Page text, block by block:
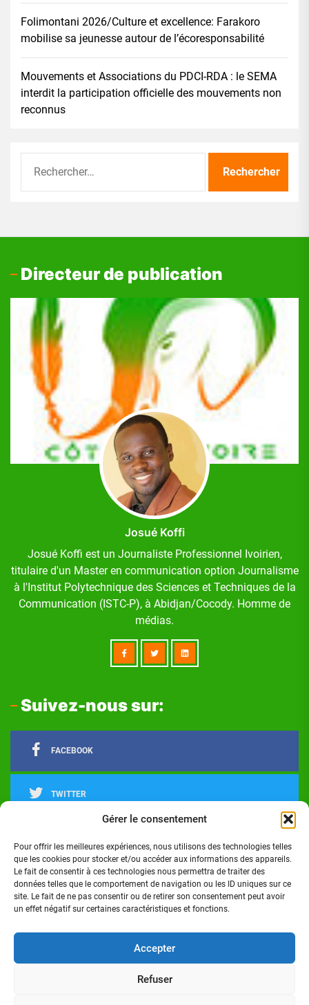
Gérer le consentement
Pour offrir les meilleures expériences, nous utilisons des technologies telles
que les cookies pour stocker et/ou accéder aux informations des appareils.
Le fait de consentir à ces technologies nous permettra de traiter des
données telles que le comportement de navigation ou les ID uniques sur ce
site. Le fait de ne pas consentir ou de retirer son consentement peut avoir
un effet négatif sur certaines caractéristiques et fonctions.
Accepter
Refuser
Folimontani 2026/Culture et excellence: Farakoro
mobilise sa jeunesse autour de l’écoresponsabilité
Mouvements et Associations du PDCI-RDA : le SEMA
interdit la participation officielle des mouvements non
reconnus
Directeur de publication
Josué Koffi
Josué Koffi est un Journaliste Professionnel Ivoirien,
titulaire d'un Master en communication option Journalisme
à l'Institut Polytechnique des Sciences et Techniques de la
Communication (ISTC-P), à Abidjan/Cocody. Homme de
médias.
Suivez-nous sur:
FACEBOOK
TWITTER
INSTAGRAM
Actualités
Politique
Économie
CultureSociété
SportSantéCinéma
Éducation
Football
Technologie
DiversScience
Lifestyle
Opinions
Services
Copyright © 2024 - Réalisé par Digital G I Tous droits